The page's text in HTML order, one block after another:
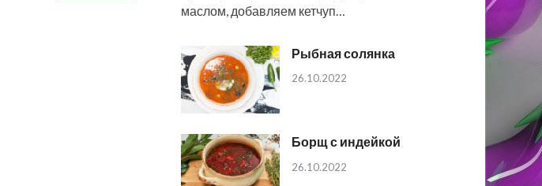
маслом, добавляем кетчуп…
Рыбная солянка
26.10.2022
Борщ с индейкой
26.10.2022